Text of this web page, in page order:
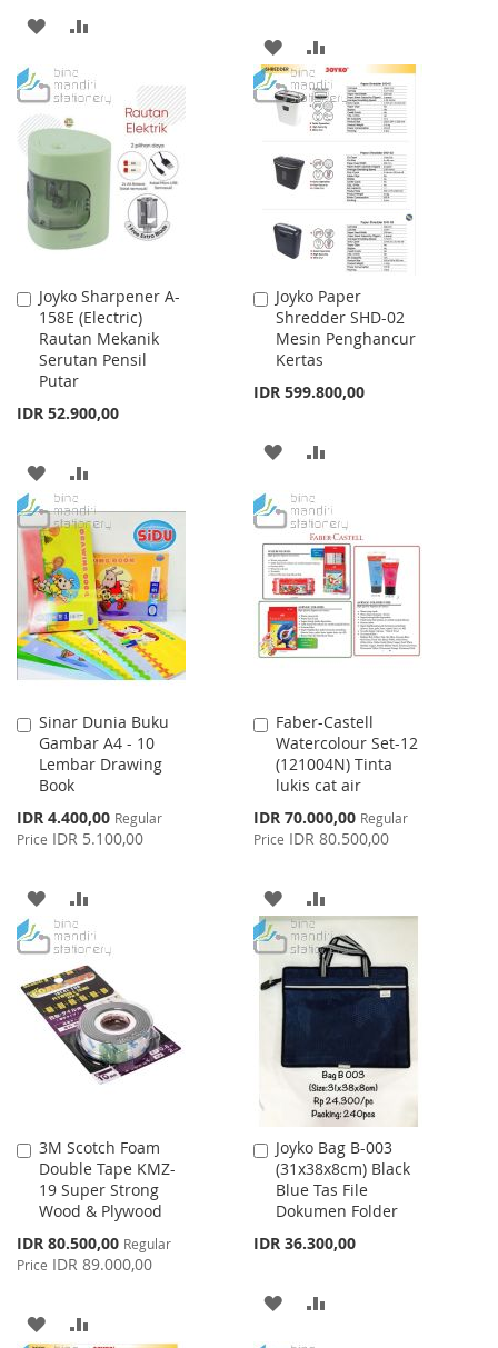
ADD
WISH
LIST
COMPARE
ADD
TO
WISH
LIST
TO
COMPARE
Joyko Sharpener A-
158E (Electric)
Rautan Mekanik
Serutan Pensil
Putar
IDR 52.900,00
Add
to
Cart
ADD
TO
WISH
LIST
TO
COMPARE
Joyko Paper
Shredder SHD-02
Mesin Penghancur
Kertas
IDR 599.800,00
Add
to
Cart
ADD
WISH
LIST
COMPARE
Sinar Dunia Buku
Gambar A4 - 10
Lembar Drawing
Book
Special
Price
IDR 4.400,00 Regular
Price IDR 5.100,00
Add
to
Cart
ADD
TO
WISH
LIST
TO
COMPARE
Faber-Castell
Watercolour Set-12
(121004N) Tinta
lukis cat air
Special
Price
IDR 70.000,00 Regular
Price IDR 80.500,00
Add
to
Cart
ADD
TO
WISH
LIST
TO
COMPARE
3M Scotch Foam
Double Tape KMZ-
19 Super Strong
Wood & Plywood
Special
Price
IDR 80.500,00 Regular
Price IDR 89.000,00
Add
to
Cart
ADD
Joyko Bag B-003
(31x38x8cm) Black
Blue Tas File
Dokumen Folder
IDR 36.300,00
Add
to
Cart
ADD